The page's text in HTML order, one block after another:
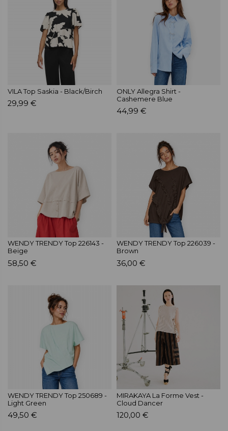
VILA Top Saskia - Black/Birch
29,99 €
ONLY Allegra Shirt -
Cashemere Blue
44,99 €
WENDY TRENDY Top 226143 -
Beige
58,50 €
WENDY TRENDY Top 226039 -
Brown
36,00 €
WENDY TRENDY Top 250689 -
Light Green
49,50 €
MIRAKAYA La Forme Vest -
Cloud Dancer
120,00 €